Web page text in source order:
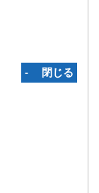
‐ 閉じる